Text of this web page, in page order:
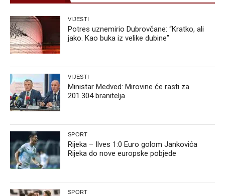
VIJESTI
Potres uznemirio Dubrovčane: “Kratko, ali
jako. Kao buka iz velike dubine”
VIJESTI
Ministar Medved: Mirovine će rasti za
201.304 branitelja
SPORT
Rijeka – Ilves 1:0 Euro golom Jankovića
Rijeka do nove europske pobjede
SPORT